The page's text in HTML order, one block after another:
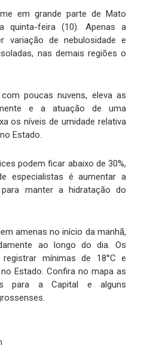
em grande parte de Mato
quinta-feira (10). Apenas a
variação de nebulosidade e
nas demais regiões o
poucas nuvens, eleva as
e a atuação de uma
os níveis de umidade relativa
Estado.
podem ficar abaixo de 30%,
especialistas é aumentar a
manter a hidratação do
amenas no início da manhã,
ao longo do dia. Os
mínimas de 18°C e
Estado. Confira no mapa as
para a Capital e alguns